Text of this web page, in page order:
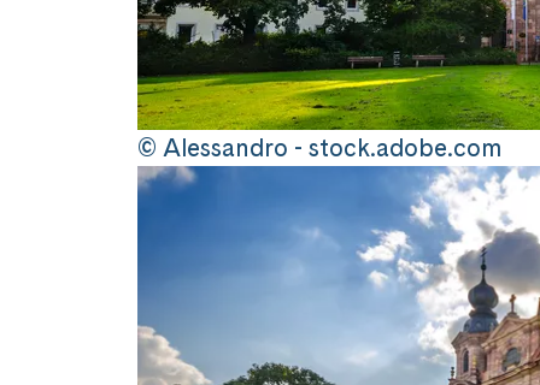
© Alessandro - stock.adobe.com